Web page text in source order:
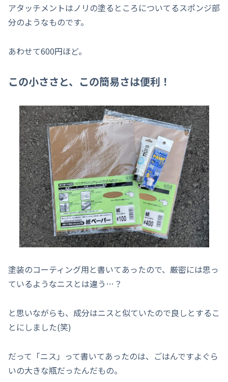
アタッチメントはノリの塗るところについてるスポンジ部
分のようなものです。
あわせて600円ほど。
この小ささと、この簡易さは便利！
塗装のコーティング用と書いてあったので、厳密には思っ
ているようなニスとは違う…？
と思いながらも、成分はニスと似ていたので良しとするこ
とにしました(笑)
だって「ニス」って書いてあったのは、ごはんですよぐら
いの大きな瓶だったんだもの。